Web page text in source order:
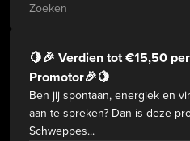
🍋🎉 Verdien tot €15,50
Promotor🎉🍋
Ben jij spontaan, energiek en
aan te spreken? Dan is deze
Schweppes...